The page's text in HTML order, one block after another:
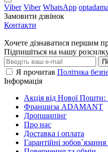
Viber Viber WhatsApp
Замовити дзвінок
Контакти
Хочете дізнаватися першим
Підпишіться на нашу
Я прочитав Політика
Інформація
Акція від Нової
Франшиза ADAMANT
Дропшипінг
Про нас
Доставка і оплата
Гарантійні